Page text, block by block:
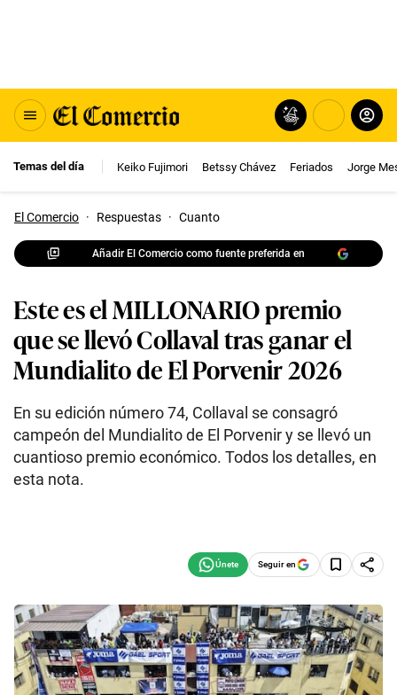
Temas del día Keiko Fujimori Betssy Chávez Feriados Jorge
El Comercio · Respuestas · Cuanto
Añadir El Comercio como fuente preferida en
Este es el MILLONARIO premio
que se llevó Collaval tras ganar el
Mundialito de El Porvenir 2026
En su edición número 74, Collaval se consagró
campeón del Mundialito de El Porvenir y se llevó un
cuantioso premio económico. Todos los detalles, en
esta nota.
Seguir en